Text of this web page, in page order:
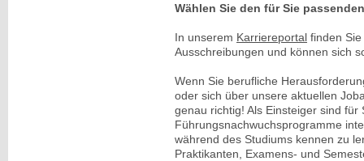
Wählen Sie den für Sie
In unserem Karriereportal finden
Ausschreibungen und können sich
Wenn Sie berufliche
oder sich über unsere aktuellen
genau richtig! Als Einsteiger sind
Führungsnachwuchsprogramme
während des Studiums kennen zu
Praktikanten, Examens- und